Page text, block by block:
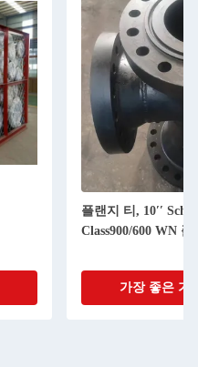
플랜지 티, 10′′
Class900/600 WN 플
가장 좋은 가